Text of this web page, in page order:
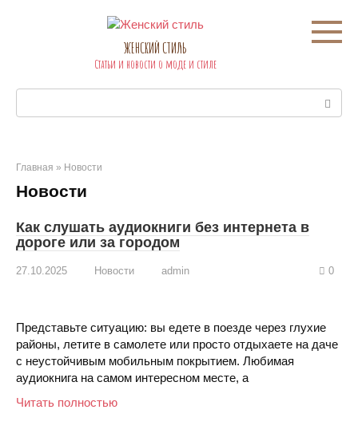
ЖЕНСКИЙ СТИЛЬ
Статьи и новости о моде и стиле
Главная » Новости
Новости
Как слушать аудиокниги без интернета в
дороге или за городом
27.10.2025 Новости admin 0
Представьте ситуацию: вы едете в поезде через глухие
районы, летите в самолете или просто отдыхаете на даче
с неустойчивым мобильным покрытием. Любимая
аудиокнига на самом интересном месте, а
Читать полностью